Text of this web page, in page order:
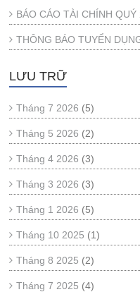
BÁO CÁO TÀI CHÍNH
THÔNG BÁO TUYỂN
LƯU TRỮ
Tháng 7 2026 (5)
Tháng 5 2026 (2)
Tháng 4 2026 (3)
Tháng 3 2026 (3)
Tháng 1 2026 (5)
Tháng 10 2025 (1)
Tháng 8 2025 (2)
Tháng 7 2025 (4)